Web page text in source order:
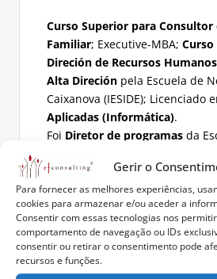
Gerir o
Para fornecer as melhores experiências,
cookies para armazenar e/ou aceder a
Consentir com essas tecnologias nos
comportamento de navegação ou IDs
consentir ou retirar o consentimento pode
recursos e funções.
Curso Superior para Consultor
Familiar; Executive-MBA;
Direción de Recursos Humanos
Alta Direción pela Escuela de
Caixanova (IESIDE); Licenciado
Aplicadas (Informática).
Foi Diretor de programas da
docente em diversas entidades
superior nas áreas degestão,
empreendedorismo e
Núcleo de Investigação do
coordenador daPós-
Família Empresária